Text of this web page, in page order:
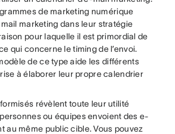
de marketing numérique
marketing dans leur stratégie
pour laquelle il est primordial de
qui concerne le timing de l’envoi.
de ce type aide les différents
à élaborer leur propre calendrier
révèlent toute leur utilité
ou équipes envoient des e-
au même public cible. Vous pouvez